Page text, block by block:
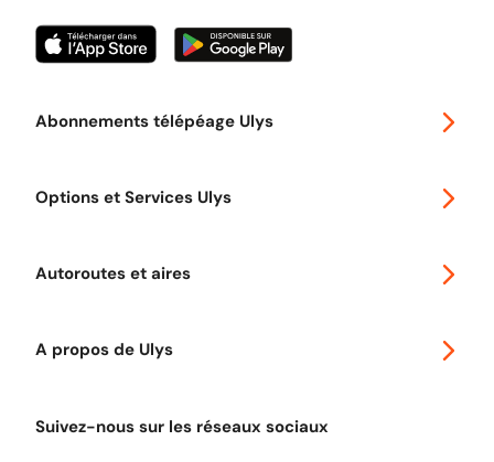
Abonnements télépéage Ulys
Options et Services Ulys
Autoroutes et aires
A propos de Ulys
Suivez-nous sur les réseaux sociaux